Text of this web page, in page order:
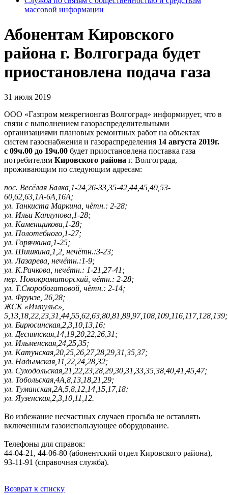
массовой информации
Абонентам Кировского
района г. Волгограда будет
приостановлена подача газа
31 июля 2019
ООО «Газпром межрегионгаз Волгоград» информирует, что в
связи с выполнением газораспределительными
организациями плановых ремонтных работ на объектах
систем газоснабжения и газораспределения 14 августа 2019г.
с 09ч.00 до 19ч.00 будет приостановлена поставка газа
потребителям Кировского района г. Волгограда,
проживающим по следующим адресам:
пос. Весёлая Балка,1-24,26-33,35-42,44,45,49,53-
60,62,63,1А-6А,16А;
ул. Танкиста Маркина, чётн.: 2-28;
ул. Ильи Каплунова,1-28;
ул. Каменщикова,1-28;
ул. Полотебного,1-27;
ул. Горячкина,1-25;
ул. Шишкина,1,2, нечётн.:3-23;
ул. Лазарева, нечётн.:1-9;
ул. К.Рачкова, нечётн.: 1-21,27-41;
пер. Новокраматорский, чётн.: 2-28;
ул. Т.Скоробогатовой, чётн.: 2-14;
ул. Фрунзе, 26,28;
ЖСК «Импульс»,
5,13,18,22,23,31,44,55,62,63,80,81,89,97,108,109,116,117,128,139;
ул. Бирюсинская,2,3,10,13,16;
ул. Деснянская,14,19,20,22,26,31;
ул. Ильменская,24,25,35;
ул. Катунская,20,25,26,27,28,29,31,35,37;
ул. Надымская,11,22,24,28,32;
ул. Суходольская,21,22,23,28,29,30,31,33,35,38,40,41,45,47;
ул. Тобольская,4А,8,13,18,21,29;
ул. Туманская,2А,5,8,12,14,15,17,18;
ул. Яузенская,2,3,10,11,12.
Во избежание несчастных случаев просьба не оставлять
включенным газоиспользующее оборудование.
Телефоны для справок:
44-04-21, 44-06-80 (абонентский отдел Кировского района),
93-11-91 (справочная служба).
Возврат к списку